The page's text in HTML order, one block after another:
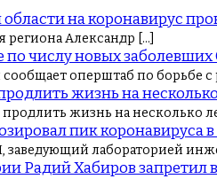
на коронавирус
Александр […]
числу новых заболевших
оперштаб по борьбе с
жизнь на
жизнь на несколько
пик коронавируса
заведующий лабораторией
Радий Хабиров запретил